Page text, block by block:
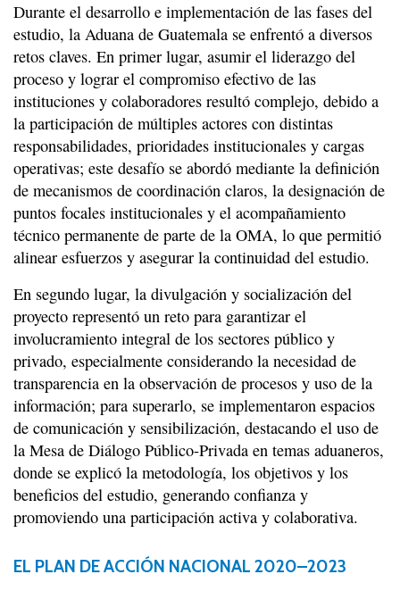
Durante el desarrollo e implementación de las fases del
estudio, la Aduana de Guatemala se enfrentó a diversos
retos claves. En primer lugar, asumir el liderazgo del
proceso y lograr el compromiso efectivo de las
instituciones y colaboradores resultó complejo, debido a
la participación de múltiples actores con distintas
responsabilidades, prioridades institucionales y cargas
operativas; este desafío se abordó mediante la definición
de mecanismos de coordinación claros, la designación de
puntos focales institucionales y el acompañamiento
técnico permanente de parte de la OMA, lo que permitió
alinear esfuerzos y asegurar la continuidad del estudio.
En segundo lugar, la divulgación y socialización del
proyecto representó un reto para garantizar el
involucramiento integral de los sectores público y
privado, especialmente considerando la necesidad de
transparencia en la observación de procesos y uso de la
información; para superarlo, se implementaron espacios
de comunicación y sensibilización, destacando el uso de
la Mesa de Diálogo Público-Privada en temas aduaneros,
donde se explicó la metodología, los objetivos y los
beneficios del estudio, generando confianza y
promoviendo una participación activa y colaborativa.
EL PLAN DE ACCIÓN NACIONAL 2020–2023